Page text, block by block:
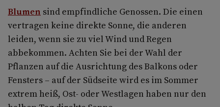
Blumen sind empfindliche Genossen. Die einen
vertragen keine direkte Sonne, die anderen
leiden, wenn sie zu viel Wind und Regen
abbekommen. Achten Sie bei der Wahl der
Pflanzen auf die Ausrichtung des Balkons oder
Fensters – auf der Südseite wird es im Sommer
extrem heiß, Ost- oder Westlagen haben nur den